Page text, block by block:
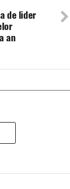
de lider
an